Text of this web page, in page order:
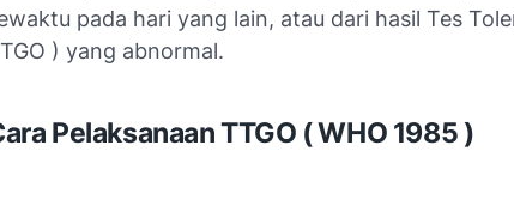
pada hari yang lain, atau dari hasil Tes
) yang abnormal.
Pelaksanaan TTGO ( WHO 1985 )